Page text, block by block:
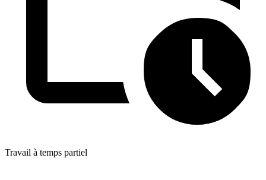
Travail à temps partiel